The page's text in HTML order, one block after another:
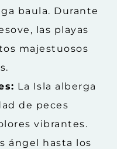
baula. Durante
las playas
majestuosos
La Isla alberga
de peces
vibrantes.
ángel hasta los